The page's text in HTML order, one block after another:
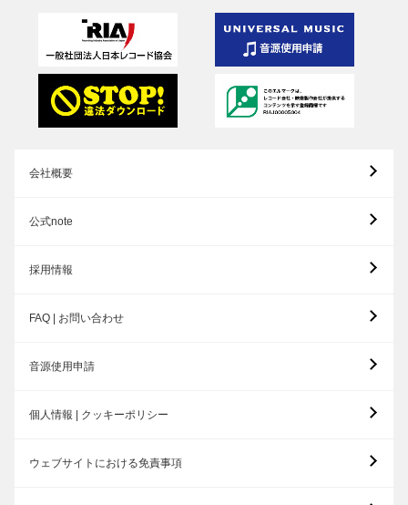
会社概要
公式note
採用情報
FAQ | お問い合わせ
音源使用申請
個人情報 | クッキーポリシー
ウェブサイトにおける免責事項